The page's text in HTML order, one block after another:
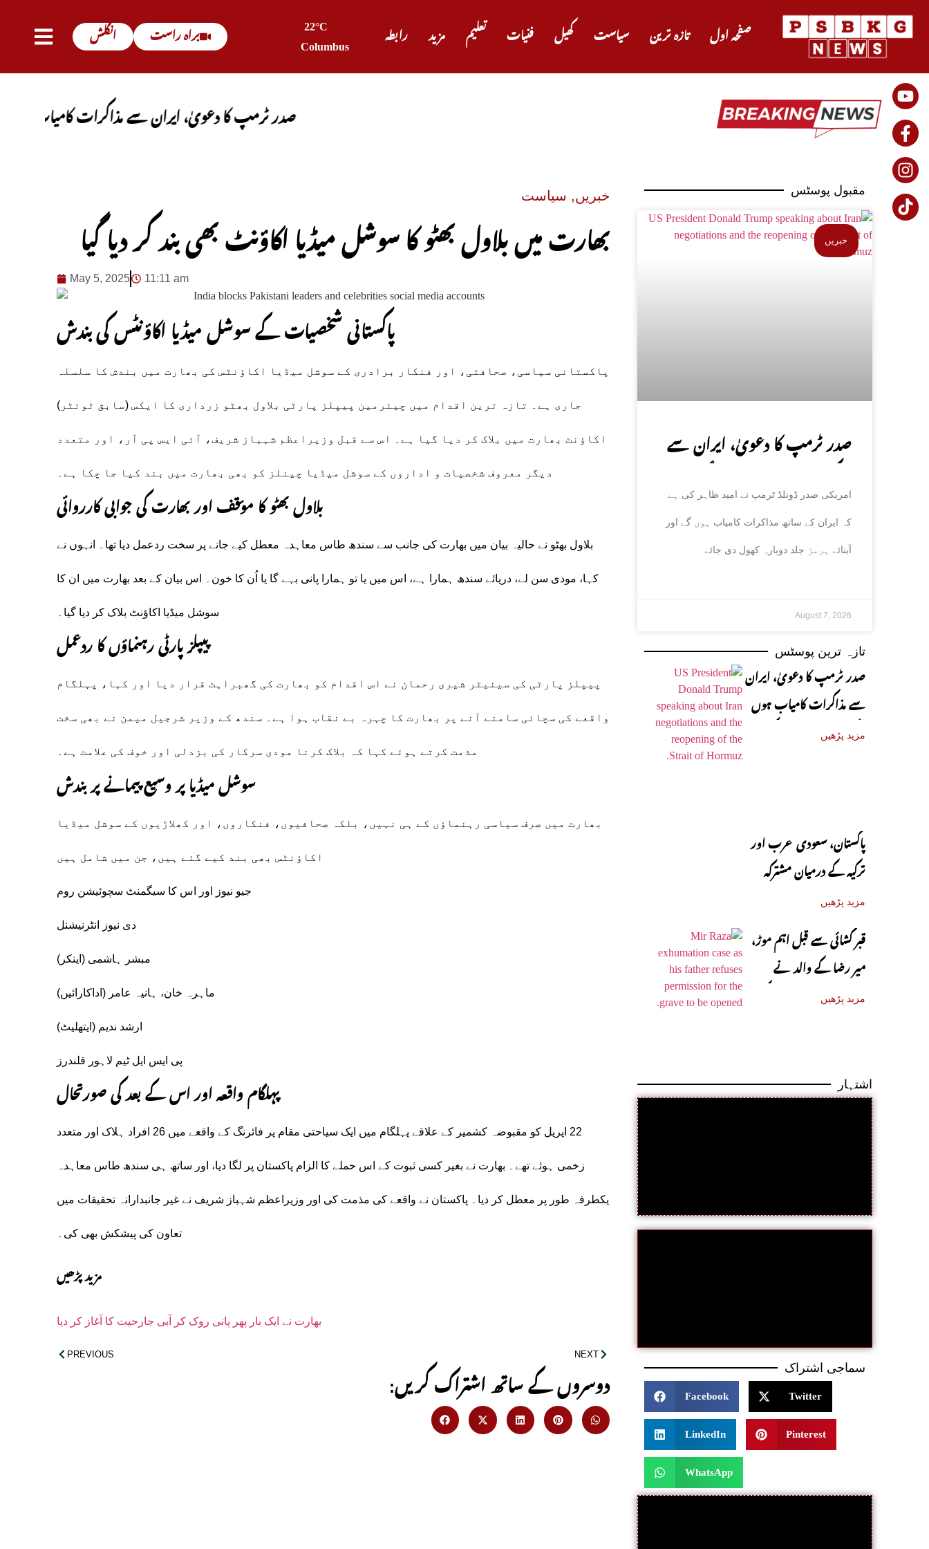
انگلش براہ راست
22°C
Columbus
رابطہ مزید تعلیم فنیات کھیل سیاست تازہ ترین صفحہ اول
صدر ٹرمپ کا دعویٰ، ایران سے مذاکرات کامیاب ہوں گے،
خبریں, سیاست
بھارت میں بلاول بھٹو کا سوشل میڈیا اکاؤنٹ بھی بند کر دیا گیا
May 5, 2025 11:11 am
پاکستانی شخصیات کے سوشل میڈیا اکاؤنٹس کی بندش
پاکستانی سیاسی، صحافتی، اور فنکار برادری کے سوشل میڈیا اکاؤنٹس کی بھارت میں بندش کا سلسلہ
جاری ہے۔ تازہ ترین اقدام میں چیئرمین پیپلز پارٹی بلاول بھٹو زرداری کا ایکس (سابق ٹوئٹر)
اکاؤنٹ بھارت میں بلاک کر دیا گیا ہے۔ اس سے قبل وزیراعظم شہباز شریف، آئی ایس پی آر، اور متعدد
دیگر معروف شخصیات و اداروں کے سوشل میڈیا چینلز کو بھی بھارت میں بند کیا جا چکا ہے۔
بلاول بھٹو کا مؤقف اور بھارت کی جوابی کارروائی
بلاول بھٹو نے حالیہ بیان میں بھارت کی جانب سے سندھ طاس معاہدہ معطل کیے جانے پر سخت ردعمل دیا تھا۔ انہوں نے
کہا، مودی سن لے، دریائے سندھ ہمارا ہے، اس میں یا تو ہمارا پانی بہے گا یا اُن کا خون۔ اس بیان کے بعد بھارت میں ان کا
سوشل میڈیا اکاؤنٹ بلاک کر دیا گیا۔
پیپلز پارٹی رہنماؤں کا ردعمل
پیپلز پارٹی کی سینیٹر شیری رحمان نے اس اقدام کو بھارت کی گھبراہٹ قرار دیا اور کہا، پہلگام
واقعے کی سچائی سامنے آنے پر بھارت کا چہرہ بے نقاب ہوا ہے۔ سندھ کے وزیر شرجیل میمن نے بھی سخت
مذمت کرتے ہوئے کہا کہ بلاک کرنا مودی سرکار کی بزدلی اور خوف کی علامت ہے۔
سوشل میڈیا پر وسیع پیمانے پر بندش
بھارت میں صرف سیاسی رہنماؤں کے ہی نہیں، بلکہ صحافیوں، فنکاروں، اور کھلاڑیوں کے سوشل میڈیا
اکاؤنٹس بھی بند کیے گئے ہیں، جن میں شامل ہیں
جیو نیوز اور اس کا سیگمنٹ سچوئیشن روم
دی نیوز انٹرنیشنل
مبشر ہاشمی (اینکر)
ماہرہ خان، ہانیہ عامر (اداکارائیں)
ارشد ندیم (ایتھلیٹ)
پی ایس ایل ٹیم لاہور قلندرز
پہلگام واقعہ اور اس کے بعد کی صورتحال
22 اپریل کو مقبوضہ کشمیر کے علاقے پہلگام میں ایک سیاحتی مقام پر فائرنگ کے واقعے میں 26 افراد ہلاک اور متعدد
زخمی ہوئے تھے۔ بھارت نے بغیر کسی ثبوت کے اس حملے کا الزام پاکستان پر لگا دیا، اور ساتھ ہی سندھ طاس معاہدہ
یکطرفہ طور پر معطل کر دیا۔ پاکستان نے واقعے کی مذمت کی اور وزیراعظم شہباز شریف نے غیر جانبدارانہ تحقیقات میں
تعاون کی پیشکش بھی کی۔
مزید پڑھیں
بھارت نے ایک بار پھر پانی روک کر آبی جارحیت کا آغاز کر دیا
PREVIOUS NEXT
:دوسروں کے ساتھ اشتراک کریں
مقبول پوسٹس
خبریں
صدر ٹرمپ کا دعویٰ، ایران سے
آبنائے ہرمز جلد کھل جائے گی
امریکی صدر ڈونلڈ ٹرمپ نے امید ظاہر کی ہے
کہ ایران کے ساتھ مذاکرات کامیاب ہوں گے اور
آبنائے ہرمز جلد دوبارہ کھول دی جائے
August 7, 2026
تازہ ترین پوسٹس
صدر ٹرمپ کا دعویٰ، ایران
سے مذاکرات کامیاب ہوں
گے، آبنائے ہرمز جلد کھل
مزید پڑھیں
پاکستان، سعودی عرب اور
ترکیہ کے درمیان مشترکہ
دفاعی معاہدہ آج متوقع
مزید پڑھیں
قبر کشائی سے قبل اہم موڑ،
میر رضا کے والد نے
اجازت دینے سے انکار کر دیا
مزید پڑھیں
اشتہار
سماجی اشتراک
Facebook Twitter
LinkedIn Pinterest
WhatsApp